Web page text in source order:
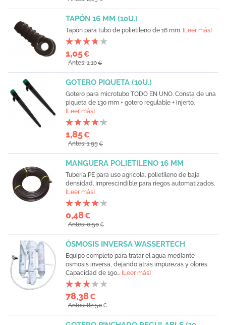
TAPÓN 16 MM (10U.)
Tapón para tubo de polietileno de 16 mm. [Leer más]
1,05€
Antes: 1,10€
GOTERO PIQUETA (10U.)
Gotero para microtubo TODO EN UNO. Consta de una
piqueta de 130 mm + gotero regulable + injerto.
[Leer más]
1,85€
Antes: 1,95€
MANGUERA POLIETILENO 16 MM
Tubería PE para uso agrícola, polietileno de baja
densidad. Imprescindible para riegos automatizados.
[Leer más]
0,48€
Antes: 0,50€
ÓSMOSIS INVERSA WASSERTECH
Equipo completo para tratar el agua mediante
osmosis inversa, dejando atrás impurezas y olores.
Capacidad de 190... [Leer más]
78,38€
Antes: 82,50€